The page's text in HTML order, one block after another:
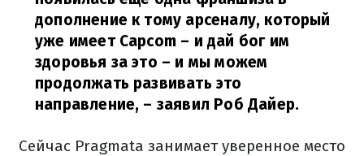
дополнение к тому арсеналу, который
уже имеет Capcom – и дай бог им
здоровья за это – и мы можем
продолжать развивать это
направление, – заявил Роб Дайер.
Сейчас Pragmata занимает уверенное место